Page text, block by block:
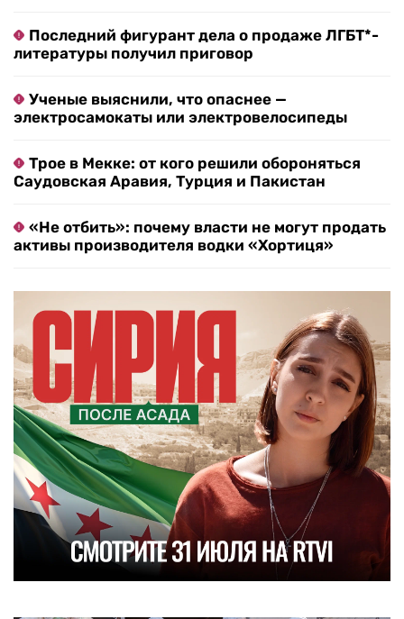
Последний фигурант дела о продаже ЛГБТ*-
литературы получил приговор
Ученые выяснили, что опаснее —
электросамокаты или электровелосипеды
Трое в Мекке: от кого решили обороняться
Саудовская Аравия, Турция и Пакистан
«Не отбить»: почему власти не могут продать
активы производителя водки «Хортиця»